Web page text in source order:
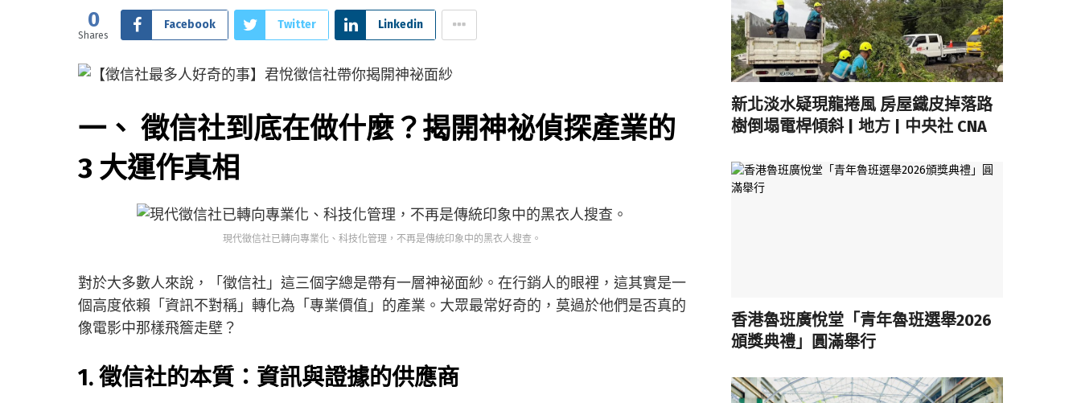
0
Shares
Facebook Twitter Linkedin
一、 徵信社到底在做什麼？揭開神祕偵探產業的
3 大運作真相
現代徵信社已轉向專業化、科技化管理，不再是傳統印象中的黑衣人搜查。
對於大多數人來說，「徵信社」這三個字總是帶有一層神祕面紗。在行銷人的眼裡，這其實是一
個高度依賴「資訊不對稱」轉化為「專業價值」的產業。大眾最常好奇的，莫過於他們是否真的
像電影中那樣飛簷走壁？
1. 徵信社的本質：資訊與證據的供應商
新北淡水疑現龍捲風 房屋鐵皮掉落路
樹倒塌電桿傾斜 | 地方 | 中央社 CNA
香港魯班廣悅堂「青年魯班選舉2026
頒獎典禮」圓滿舉行